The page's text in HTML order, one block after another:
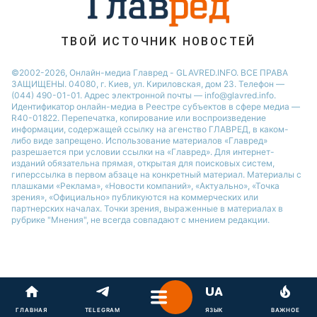
ТВОЙ ИСТОЧНИК НОВОСТЕЙ
©2002-2026, Онлайн-медиа Главред - GLAVRED.INFO. ВСЕ ПРАВА
ЗАЩИЩЕНЫ. 04080, г. Киев, ул. Кириловская, дом 23. Телефон —
(044) 490-01-01. Адрес электронной почты — info@glavred.info.
Идентификатор онлайн-медиа в Реестре cубъектов в сфере медиа —
R40-01822. Перепечатка, копирование или воспроизведение
информации, содержащей ссылку на агенство ГЛАВРЕД, в каком-
либо виде запрещено. Использование материалов «Главред»
разрешается при условии ссылки на «Главред». Для интернет-
изданий обязательна прямая, открытая для поисковых систем,
гиперссылка в первом абзаце на конкретный материал. Материалы с
плашками «Реклама», «Новости компаний», «Актуально», «Точка
зрения», «Официально» публикуются на коммерческих или
партнерских началах. Точки зрения, выраженные в материалах в
рубрике "Мнения", не всегда совпадают с мнением редакции.
ГЛАВНАЯ TELEGRAM ЯЗЫК ВАЖНОЕ